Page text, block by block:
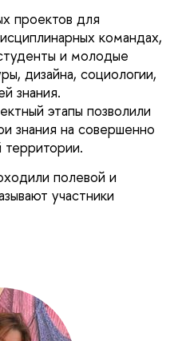
проектов для
командах,
и молодые
дизайна, социологии,
знания.
этапы позволили
знания на совершенно
полевой и
участники